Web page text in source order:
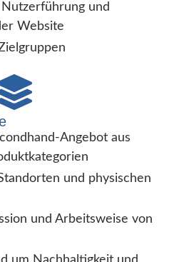
und
Website
Angebot aus
und physischen
und Arbeitsweise von